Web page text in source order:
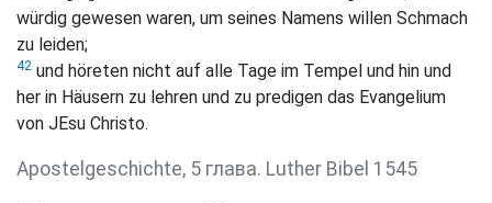
würdig gewesen waren, um seines Namens willen Schmach
zu leiden;
42 und höreten nicht auf alle Tage im Tempel und hin und
her in Häusern zu lehren und zu predigen das Evangelium
von JEsu Christo.
Apostelgeschichte, 5 глава. Luther Bibel 1545